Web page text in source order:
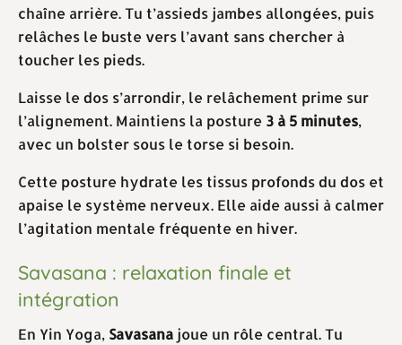
chaîne arrière. Tu t’assieds jambes allongées, puis
relâches le buste vers l’avant sans chercher à
toucher les pieds.
Laisse le dos s’arrondir, le relâchement prime sur
l’alignement. Maintiens la posture 3 à 5 minutes,
avec un bolster sous le torse si besoin.
Cette posture hydrate les tissus profonds du dos et
apaise le système nerveux. Elle aide aussi à calmer
l’agitation mentale fréquente en hiver.
Savasana : relaxation finale et
intégration
En Yin Yoga, Savasana joue un rôle central. Tu